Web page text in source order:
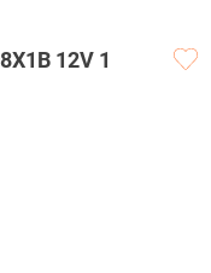
12V 1